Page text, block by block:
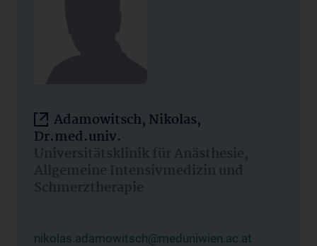
Adamowitsch, Nikolas,
Dr.med.univ.
Universitätsklinik für Anästhesie,
Allgemeine Intensivmedizin und
Schmerztherapie
nikolas.adamowitsch@meduniwien.ac.at